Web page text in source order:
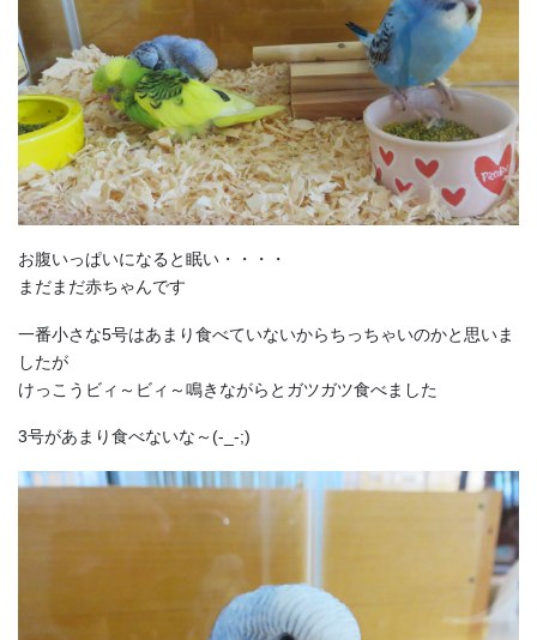
お腹いっぱいになると眠い・・・・
まだまだ赤ちゃんです
一番小さな5号はあまり食べていないからちっちゃいのかと思いま
したが
けっこうビィ～ビィ～鳴きながらとガツガツ食べました
3号があまり食べないな～(-_-;)